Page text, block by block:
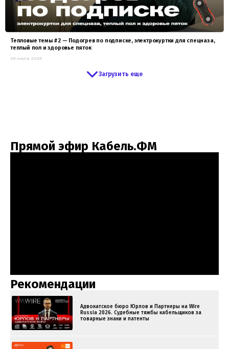
Тепловые темы #2 — Подогрев по подписке, электрокуртки для спецназа,
теплый пол и здоровье пяток
03 июля 2025
Загрузить еще
Прямой эфир Кабель.ФМ
Рекомендации
Адвокатское бюро Юрлов и Партнеры на Wire
Russia 2026. Судебные тяжбы кабельщиков за
товарные знаки и патенты